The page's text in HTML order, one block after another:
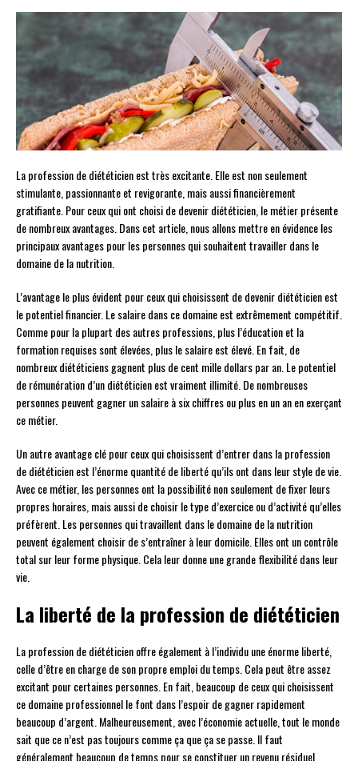
La profession de diététicien est très excitante. Elle est non seulement
stimulante, passionnante et revigorante, mais aussi financièrement
gratifiante. Pour ceux qui ont choisi de devenir diététicien, le métier présente
de nombreux avantages. Dans cet article, nous allons mettre en évidence les
principaux avantages pour les personnes qui souhaitent travailler dans le
domaine de la nutrition.
L’avantage le plus évident pour ceux qui choisissent de devenir diététicien est
le potentiel financier. Le salaire dans ce domaine est extrêmement compétitif.
Comme pour la plupart des autres professions, plus l’éducation et la
formation requises sont élevées, plus le salaire est élevé. En fait, de
nombreux diététiciens gagnent plus de cent mille dollars par an. Le potentiel
de rémunération d’un diététicien est vraiment illimité. De nombreuses
personnes peuvent gagner un salaire à six chiffres ou plus en un an en exerçant
ce métier.
Un autre avantage clé pour ceux qui choisissent d’entrer dans la profession
de diététicien est l’énorme quantité de liberté qu’ils ont dans leur style de vie.
Avec ce métier, les personnes ont la possibilité non seulement de fixer leurs
propres horaires, mais aussi de choisir le type d’exercice ou d’activité qu’elles
préfèrent. Les personnes qui travaillent dans le domaine de la nutrition
peuvent également choisir de s’entraîner à leur domicile. Elles ont un contrôle
total sur leur forme physique. Cela leur donne une grande flexibilité dans leur
vie.
La liberté de la profession de diététicien
La profession de diététicien offre également à l’individu une énorme liberté,
celle d’être en charge de son propre emploi du temps. Cela peut être assez
excitant pour certaines personnes. En fait, beaucoup de ceux qui choisissent
ce domaine professionnel le font dans l’espoir de gagner rapidement
beaucoup d’argent. Malheureusement, avec l’économie actuelle, tout le monde
sait que ce n’est pas toujours comme ça que ça se passe. Il faut
généralement beaucoup de temps pour se constituer un revenu résiduel